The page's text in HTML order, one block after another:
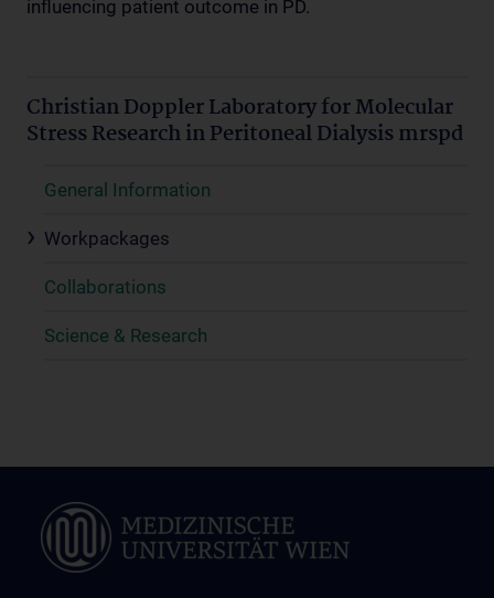
influencing patient outcome in PD.
Christian Doppler Laboratory for Molecular
Stress Research in Peritoneal Dialysis mrspd
General Information
Workpackages
Collaborations
Science & Research